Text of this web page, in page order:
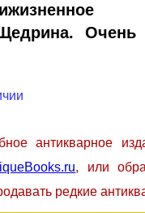
Очень
антикварное
, или
редкие